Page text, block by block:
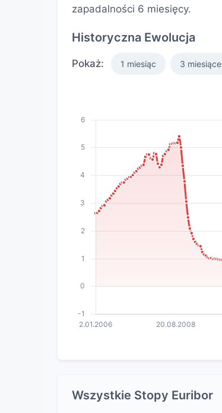
zapadalności 6 miesięcy.
Historyczna Ewolucja
Pokaż: 1 miesiąc 3 miesiące
Wszystkie Stopy Euribor